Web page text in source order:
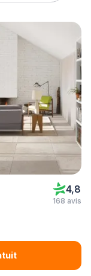
4,8
168 avis